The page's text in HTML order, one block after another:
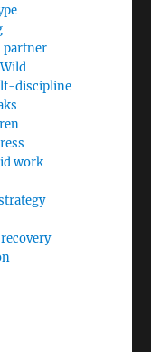
partner
discipline
work